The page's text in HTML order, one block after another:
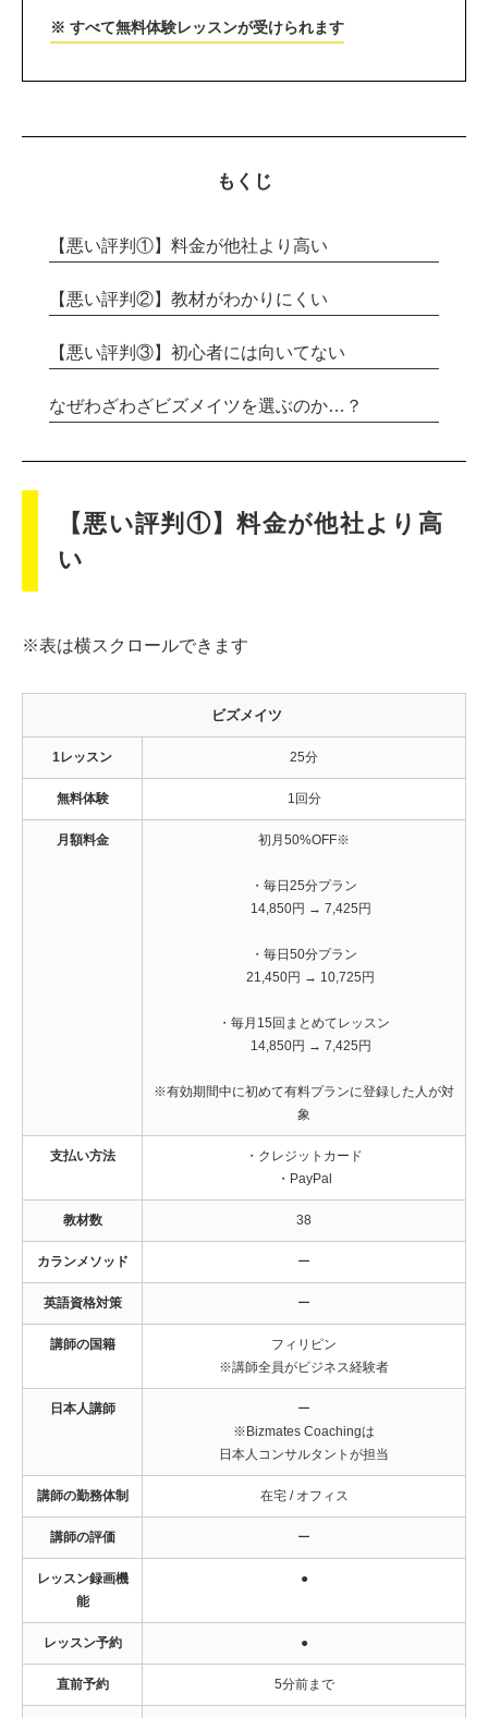
※ すべて無料体験レッスンが受けられます
もくじ
【悪い評判①】料金が他社より高い
【悪い評判②】教材がわかりにくい
【悪い評判③】初心者には向いてない
なぜわざわざビズメイツを選ぶのか…？
【悪い評判①】料金が他社より高
い
※表は横スクロールできます
ビズメイツ
1レッスン 25分
無料体験 1回分
月額料金 初月50%OFF※
・毎日25分プラン
14,850円 → 7,425円
・毎日50分プラン
21,450円 → 10,725円
・毎月15回まとめてレッスン
14,850円 → 7,425円
※有効期間中に初めて有料プランに登録した人が対
象
支払い方法
・クレジットカード
・PayPal
教材数 38
カランメソッド ー
英語資格対策 ー
講師の国籍
フィリピン
※講師全員がビジネス経験者
日本人講師
ー
※Bizmates Coachingは
日本人コンサルタントが担当
講師の勤務体制 在宅 / オフィス
講師の評価 ー
レッスン録画機
能
●
レッスン予約 ●
直前予約 5分前まで